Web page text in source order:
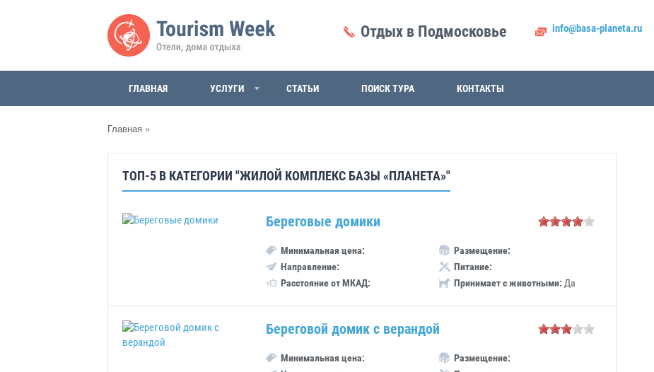
Отдых в Подмосковье info@basa-planeta.ru
ГЛАВНАЯ УСЛУГИ СТАТЬИ ПОИСК ТУРА КОНТАКТЫ
Главная »
ТОП-5 В КАТЕГОРИИ "ЖИЛОЙ КОМПЛЕКС БАЗЫ «ПЛАНЕТА»"
Береговые домики
Минимальная цена:
Направление:
Расстояние от МКАД:
Размещение:
Питание:
Принимает с животными: Да
Береговой домик с верандой
Минимальная цена:
Размещение: